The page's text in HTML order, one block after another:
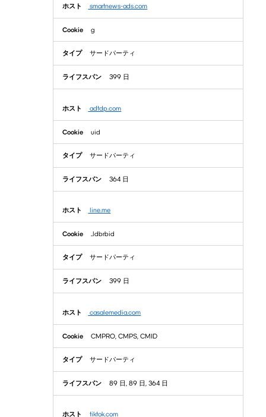
smartnews-ads.com
g
サードパーティ
399 日
adtdp.com
uid
サードパーティ
364 日
line.me
_ldbrbid
サードパーティ
399 日
casalemedia.com
CMPRO, CMPS, CMID
サードパーティ
89 日, 89 日, 364 日
tiktok.com